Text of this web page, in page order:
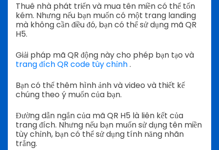
Thuê nhà phát triển và mua tên miền có thể tốn
kém. Nhưng nếu bạn muốn có một trang landing
mà không cần điều đó, bạn có thể sử dụng mã QR
H5.
Giải pháp mã QR động này cho phép bạn tạo và
trang đích QR code tùy chỉnh.
Bạn có thể thêm hình ảnh và video và thiết kế
chúng theo ý muốn của bạn.
Đường dẫn ngắn của mã QR H5 là liên kết của
trang đích. Nhưng nếu bạn muốn sử dụng tên miền
tùy chỉnh, bạn có thể sử dụng tính năng nhãn
trắng.